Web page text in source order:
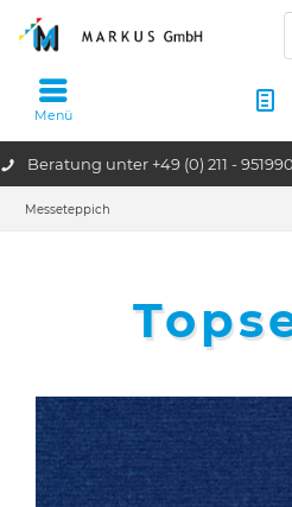
Beratung unter +49 (0) 211 - 951990
Menü
Messeteppich